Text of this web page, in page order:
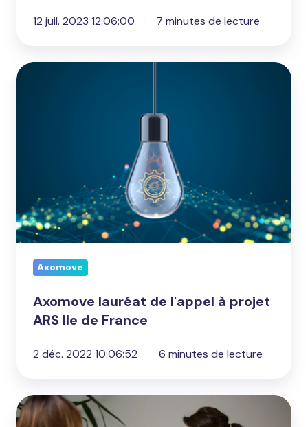
12 juil. 2023 12:06:00 7 minutes de lecture
Axomove
de
France
Axomove
Axomove lauréat de l'appel à projet
ARS Ile de France
2 déc. 2022 10:06:52 6 minutes de lecture
Avis